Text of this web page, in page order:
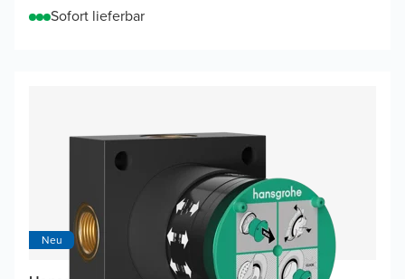
Sofort lieferbar
Neu